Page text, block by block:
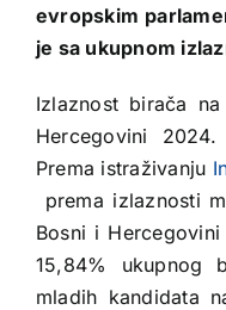
evropskim
je sa ukupnom
Izlaznost birača
Hercegovini
Prema istraživanju
prema izlaznosti
Bosni i
15,84% ukupnog
mladih kandidata